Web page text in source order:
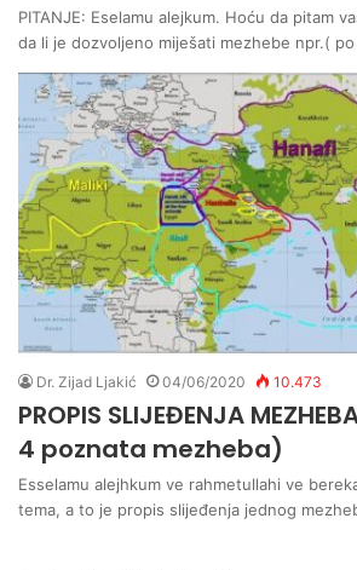
PITANJE: Eselamu alejkum. Hoću da pitam
da li je dozvoljeno miješati mezhebe npr.(
Dr. Zijad Ljakić 04/06/2020 10.473
PROPIS SLIJEĐENJA
4 poznata mezheba)
Esselamu alejhkum ve rahmetullahi ve
tema, a to je propis slijeđenja jednog